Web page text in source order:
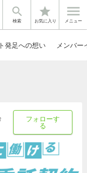

検索
star
お気に入り

メニュー
発足への想い メンバー
フォローす
る